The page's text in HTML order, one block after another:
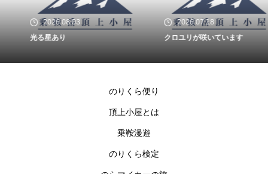
2026.08.03
光る星あり
2026.07.18
クロユリが咲いています
のりくら便り
頂上小屋とは
乗鞍漫遊
のりくら検定